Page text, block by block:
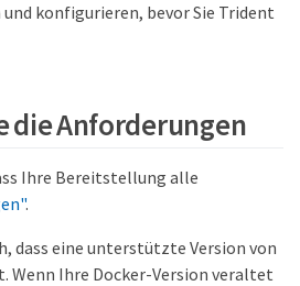
konfigurieren, bevor Sie Trident
die Anforderungen
Ihre Bereitstellung alle
.
dass eine unterstützte Version von
Wenn Ihre Docker-Version veraltet